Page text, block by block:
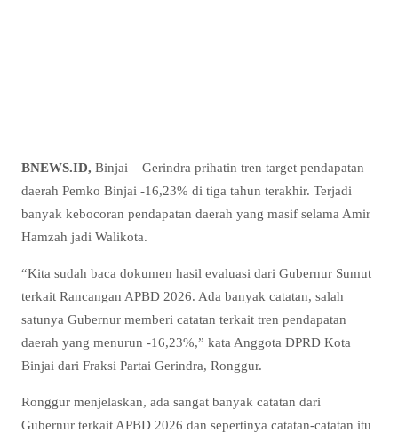
BNEWS.ID, Binjai – Gerindra prihatin tren target pendapatan
daerah Pemko Binjai -16,23% di tiga tahun terakhir. Terjadi
banyak kebocoran pendapatan daerah yang masif selama Amir
Hamzah jadi Walikota.
“Kita sudah baca dokumen hasil evaluasi dari Gubernur Sumut
terkait Rancangan APBD 2026. Ada banyak catatan, salah
satunya Gubernur memberi catatan terkait tren pendapatan
daerah yang menurun -16,23%,” kata Anggota DPRD Kota
Binjai dari Fraksi Partai Gerindra, Ronggur.
Ronggur menjelaskan, ada sangat banyak catatan dari
Gubernur terkait APBD 2026 dan sepertinya catatan-catatan itu